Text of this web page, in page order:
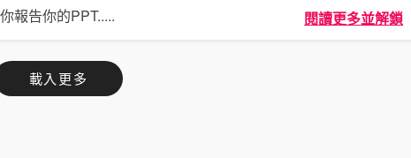
報告你的PPT..... 閱讀更多並解鎖
載入更多